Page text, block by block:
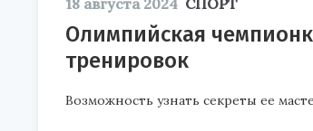
Олимпийская
тренировок
Возможность узнать секреты ее